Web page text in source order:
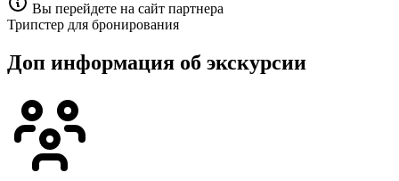
Вы перейдете на сайт партнера
Трипстер для бронирования
Доп информация об экскурсии